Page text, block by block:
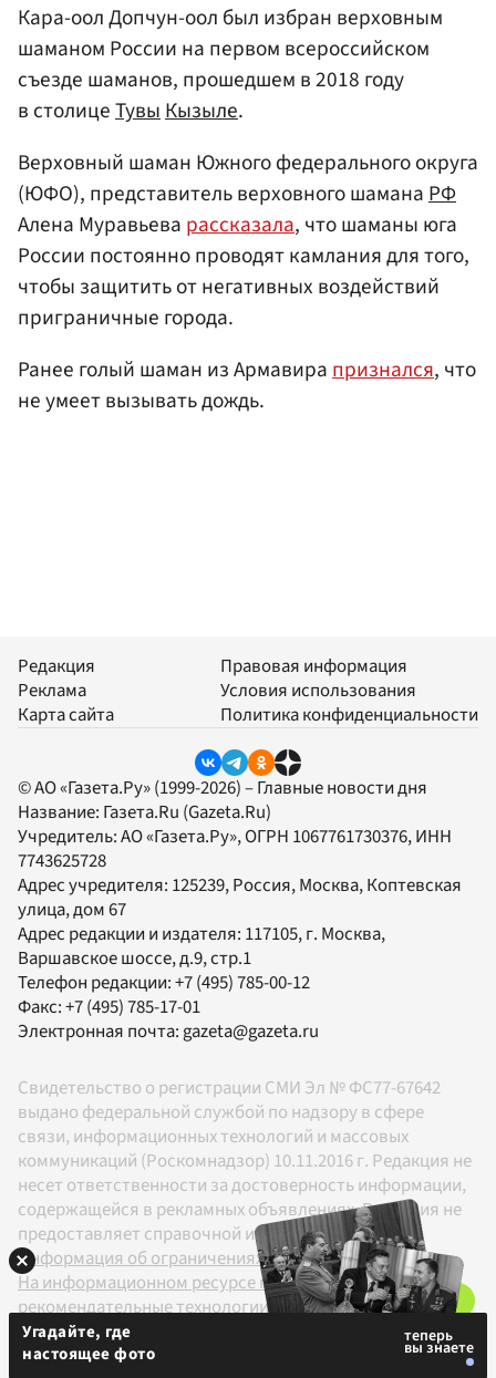
Кара-оол Допчун-оол был избран верховным
шаманом России на первом всероссийском
съезде шаманов, прошедшем в 2018 году
в столицеТувыКызыле.
Верховный шаман Южного федерального округа
(ЮФО), представитель верховного шаманаРФ
Алена Муравьева рассказала, что шаманы юга
России постоянно проводят камлания для того,
чтобы защитить от негативных воздействий
приграничные города.
Ранее голый шаман из Армавирапризнался, что
не умеет вызывать дождь.
Редакция
Реклама
Карта сайта
Правовая информация
Условия использования
Политика конфиденциальности
© АО «Газета.Ру» (1999-2026) – Главные новости дня
Название: Газета.Ru (Gazeta.Ru)
Учредитель:АО «Газета.Ру», ОГРН 1067761730376, ИНН
7743625728
Адрес учредителя: 125239, Россия, Москва, Коптевская
улица, дом 67
Адрес редакции и издателя: 117105, г. Москва,
Варшавское шоссе, д.9, стр.1
Телефон редакции:+7 (495) 785-00-12
Факс:+7 (495) 785-17-01
Электронная почта: gazeta@gazeta.ru
Свидетельство о регистрации СМИ Эл № ФС77-67642
выдано федеральной службой по надзору в сфере
связи, информационных технологий и массовых
коммуникаций (Роскомнадзор) 10.11.2016 г. Редакция не
несет ответственности за достоверность информации,
содержащейся в рекламных объявлениях. Редакция не
предоставляет справочной информации.
Информация об ограничениях
На информационном ресурсе применяются
рекомендательные технологии в соответствии с
Правилами
Угадайте, где
настоящее фото